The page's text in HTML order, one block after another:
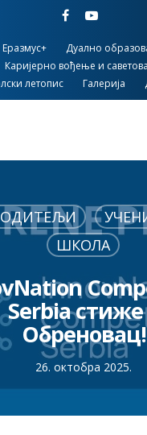
facebookyoutube
Еразмус+
Дуално
Каријерно вођење и
летопис
Галерија
ШКОЛА
Serbia стиже
Обреновац!
26. октобра 2025.